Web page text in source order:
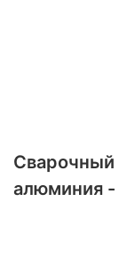
Сварочный
алюминия -